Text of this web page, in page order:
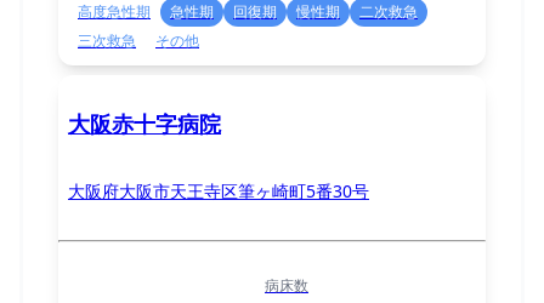
高度急性期 急性期 回復期 慢性期
二次救急
三次救急
その他
大阪赤十字病院
大阪府大阪市天王寺区筆ヶ崎町5番30号
病床数